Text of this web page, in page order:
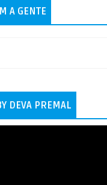
A GENTE
DEVA PREMAL